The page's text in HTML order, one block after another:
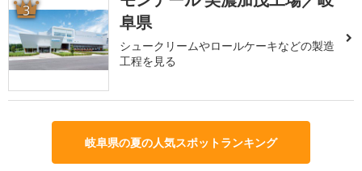
3
阜県
シュークリームやロールケーキなどの製造
工程を見る
岐阜県の夏の人気スポットランキング